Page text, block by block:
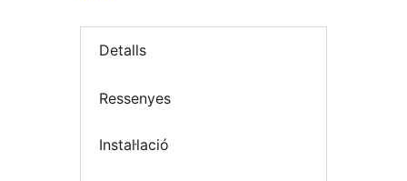
Detalls
Ressenyes
Instal·lació